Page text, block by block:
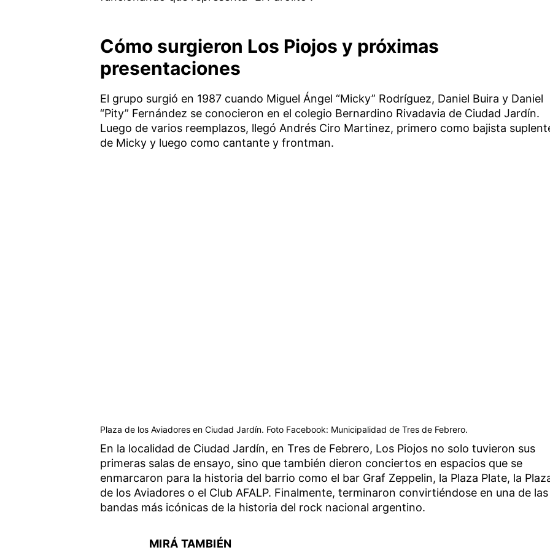
Cómo surgieron Los Piojos y próximas
presentaciones
El grupo surgió en 1987 cuando Miguel Ángel “Micky” Rodríguez, Daniel Buira y Daniel
“Pity” Fernández se conocieron en el colegio Bernardino Rivadavia de Ciudad Jardín.
Luego de varios reemplazos, llegó Andrés Ciro Martinez, primero como bajista
de Micky y luego como cantante y frontman.
Plaza de los Aviadores en Ciudad Jardín. Foto Facebook: Municipalidad de Tres de Febrero.
En la localidad de Ciudad Jardín, en Tres de Febrero, Los Piojos no solo tuvieron sus
primeras salas de ensayo, sino que también dieron conciertos en espacios que se
enmarcaron para la historia del barrio como el bar Graf Zeppelin, la Plaza Plate, la
de los Aviadores o el Club AFALP. Finalmente, terminaron convirtiéndose en una de las
bandas más icónicas de la historia del rock nacional argentino.